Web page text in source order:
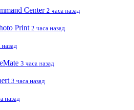
Center 2 часа назад
Print 2 часа назад
назад
3 часа назад
3 часа назад
назад